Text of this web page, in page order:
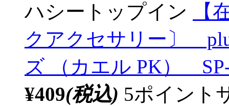
ハシートップイン
【
クアクセサリー〕
ズ （カエル PK）
¥409(税込) 5ポイント